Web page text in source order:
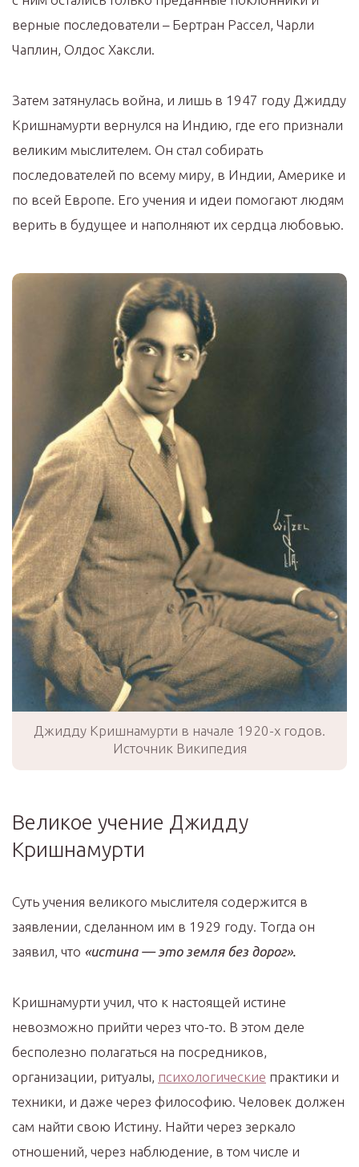
верные последователи – Бертран Рассел, Чарли
Чаплин, Олдос Хаксли.
Затем затянулась война, и лишь в 1947 году Джидду
Кришнамурти вернулся на Индию, где его признали
великим мыслителем. Он стал собирать
последователей по всему миру, в Индии, Америке и
по всей Европе. Его учения и идеи помогают людям
верить в будущее и наполняют их сердца любовью.
Джидду Кришнамурти в начале 1920-х годов.
Источник Википедия
Великое учение Джидду
Кришнамурти
Суть учения великого мыслителя содержится в
заявлении, сделанном им в 1929 году. Тогда он
заявил, что «истина — это земля без дорог».
Кришнамурти учил, что к настоящей истине
невозможно прийти через что-то. В этом деле
бесполезно полагаться на посредников,
организации, ритуалы, психологические практики и
техники, и даже через философию. Человек должен
сам найти свою Истину. Найти через зеркало
отношений, через наблюдение, в том числе и